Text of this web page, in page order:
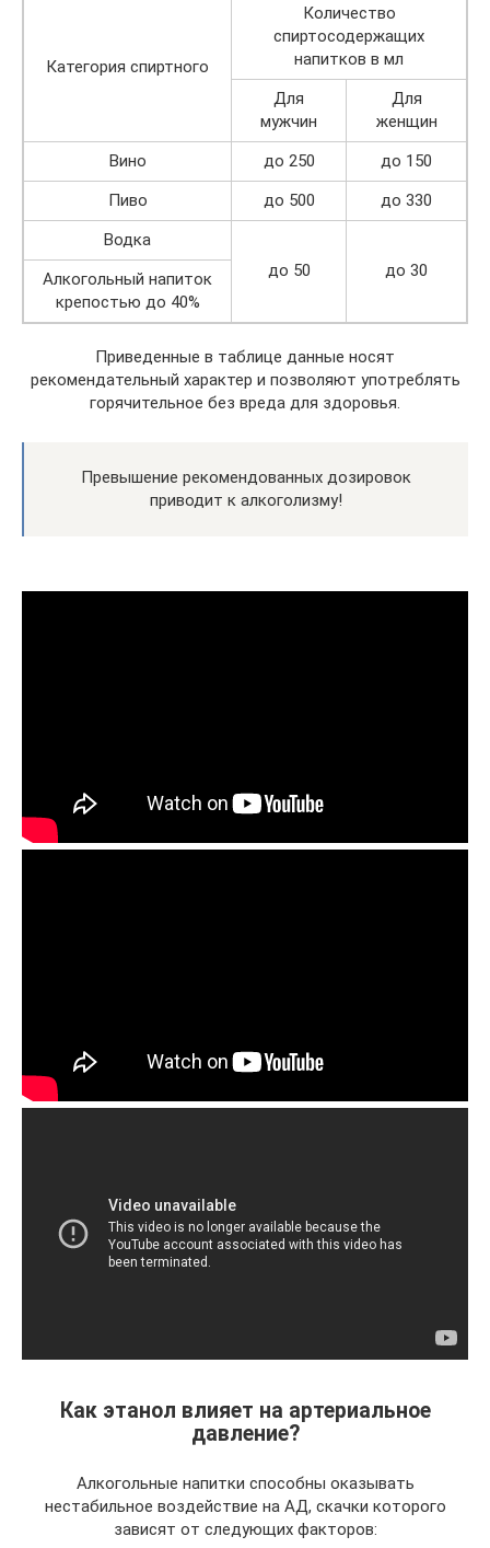
Категория спиртного
Количество
спиртосодержащих
напитков в мл
Для
мужчин
Для
женщин
Вино
до 250
до 150
Пиво
до 500
до 330
Водка
до 50
до 30
Алкогольный напиток
крепостью до 40%
Приведенные в таблице данные носят
рекомендательный характер и позволяют употреблять
горячительное без вреда для здоровья.
Превышение рекомендованных дозировок
приводит к алкоголизму!
Как этанол влияет на артериальное
давление?
Алкогольные напитки способны оказывать
нестабильное воздействие на АД, скачки которого
зависят от следующих факторов: